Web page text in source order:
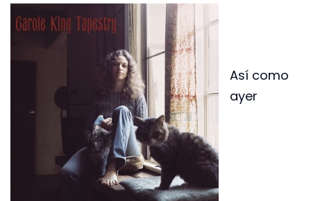
Así como
ayer